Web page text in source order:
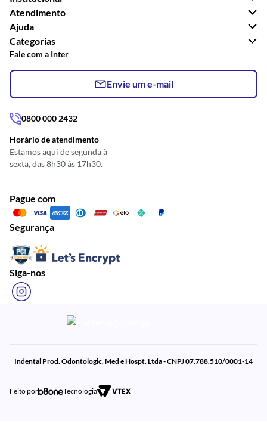
Atendimento
Ajuda
Categorias
Fale com a Inter
Envie um e-mail
0800 000 2432
Horário de atendimento
Estamos aqui de segunda à
sexta, das 8h30 às 17h30.
Pague com
Segurança
Siga-nos
Indental Prod. Odontologic. Med e Hospt. Ltda - CNPJ 07.788.510/0001-14
Feito por Tecnologia